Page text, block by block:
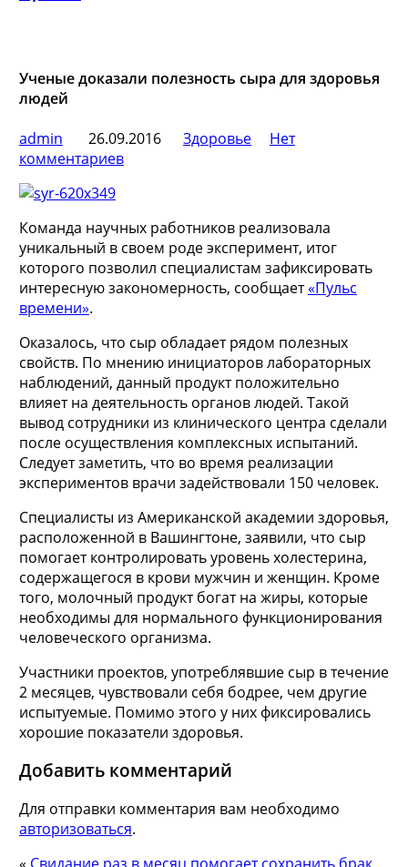
Ученые доказали полезность сыра для здоровья
людей
admin
26.09.2016 Здоровье
Нет
комментариев
Команда научных работников реализовала
уникальный в своем роде эксперимент, итог
которого позволил специалистам зафиксировать
интересную закономерность, сообщает«Пульс
времени».
Оказалось, что сыр обладает рядом полезных
свойств. По мнению инициаторов лабораторных
наблюдений, данный продукт положительно
влияет на деятельность органов людей. Такой
вывод сотрудники из клинического центра сделали
после осуществления комплексных испытаний.
Следует заметить, что во время реализации
экспериментов врачи задействовали 150 человек.
Специалисты из Американской академии здоровья,
расположенной в Вашингтоне, заявили, что сыр
помогает контролировать уровень холестерина,
содержащегося в крови мужчин и женщин. Кроме
того, молочный продукт богат на жиры, которые
необходимы для нормального функционирования
человеческого организма.
Участники проектов, употреблявшие сыр в течение
2 месяцев, чувствовали себя бодрее, чем другие
испытуемые. Помимо этого у них фиксировались
хорошие показатели здоровья.
Добавить комментарий
Для отправки комментария вам необходимо
авторизоваться.